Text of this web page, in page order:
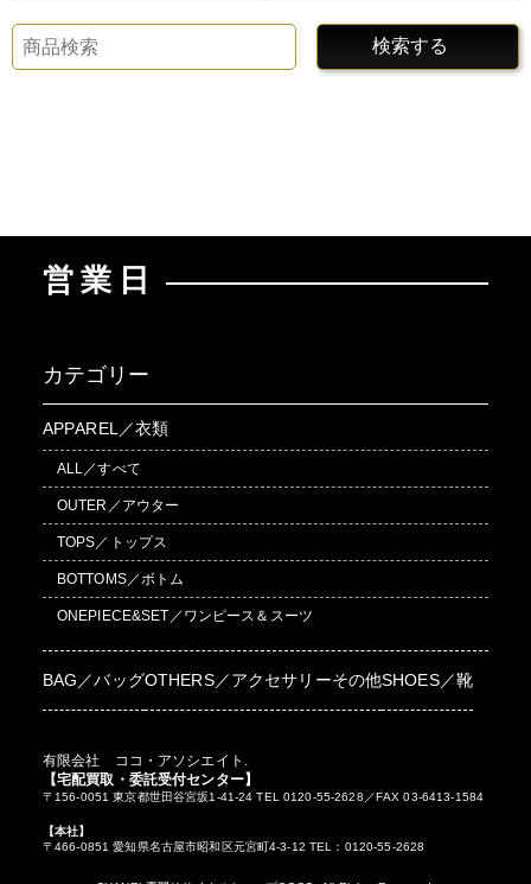
検索する
営業日
カテゴリー
APPAREL／衣類
ALL／すべて
OUTER／アウター
TOPS／トップス
BOTTOMS／ボトム
ONEPIECE&SET／ワンピース＆スーツ
BAG／バッグOTHERS／アクセサリーその他SHOES／靴
有限会社 ココ・アソシエイト.
【宅配買取・委託受付センター】
〒156-0051 東京都世田谷宮坂1-41-24 TEL 0120-55-2628／FAX 03-6413-1584
【本社】
〒466-0851 愛知県名古屋市昭和区元宮町4-3-12 TEL：0120-55-2628